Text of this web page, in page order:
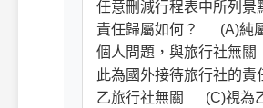
任意刪減行程表中所列景
責任歸屬如何？ (A)純
個人問題，與旅行社無
此為國外接待旅行社的責
乙旅行社無關 (C)視為